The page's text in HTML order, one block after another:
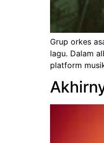
Grup orkes
lagu. Dalam
platform